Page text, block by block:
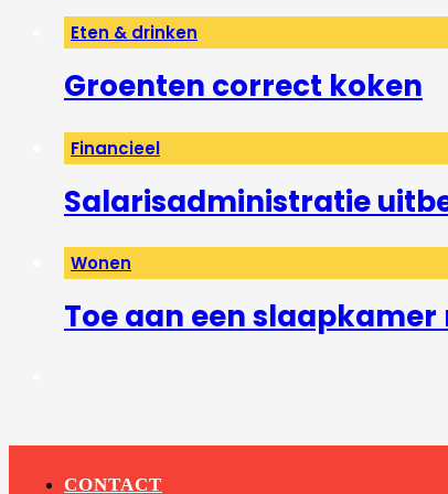
Eten & drinken
Groenten correct koken
Financieel
Salarisadministratie
Wonen
Toe aan een
CONTACT